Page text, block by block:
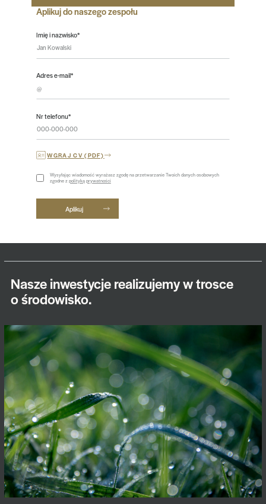
Aplikuj do naszego zespołu
Imię i nazwisko*
Adres e-mail*
Nr telefonu*
WGRAJ CV (PDF)
Wysyłając wiadomość wyrażasz zgodę na przetwarzanie Twoich danych osobowych
zgodne zpolityką prywatności
Aplikuj
Nasze inwestycje realizujemy w trosce
o środowisko.